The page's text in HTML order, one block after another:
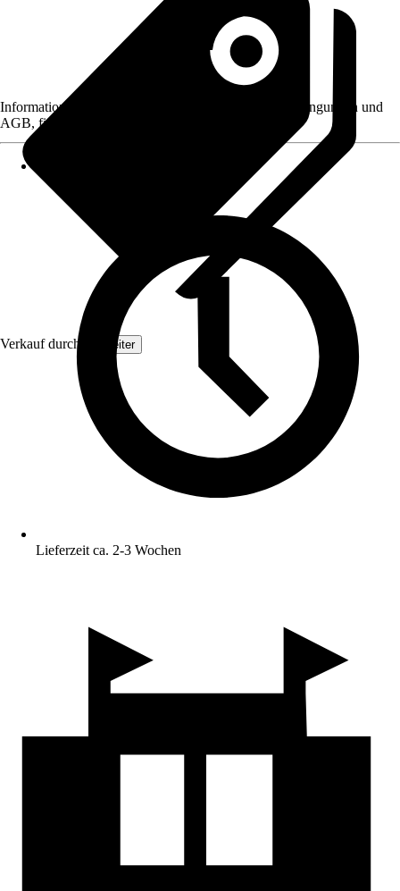
Verkauf durch: Topleiter
Informationen des Verkäufers, wie z. B. Rückgabebedingungen und
AGB, finden Sie bei Klick auf den Verkäufernamen.
Lieferzeit ca. 2-3 Wochen